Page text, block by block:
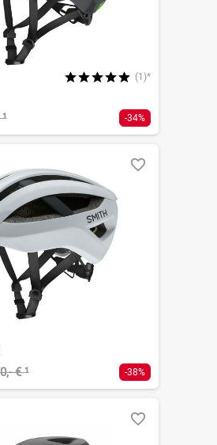
(1)*
¹ -34%
€¹ -38%